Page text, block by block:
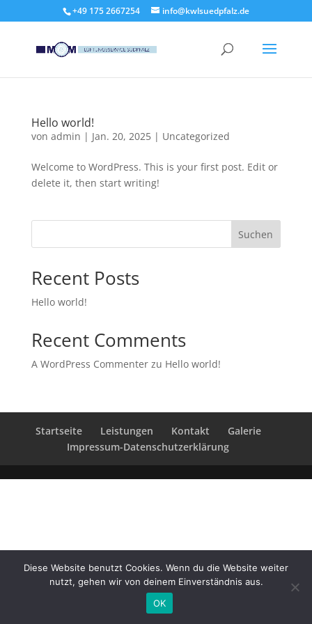
‭+49 175 2667254‬ info@kwlsuedpfalz.de
Hello world!
von admin | Jan. 20, 2025| Uncategorized
Welcome to WordPress. This is your first post. Edit or
delete it, then start writing!
Suchen
Recent Posts
Hello world!
Recent Comments
A WordPress Commenterzu Hello world!
Startseite Leistungen Kontakt
Galerie
Impressum-Datenschutzerklärung
Diese Website benutzt Cookies. Wenn du die Website weiter
nutzt, gehen wir von deinem Einverständnis aus.
OK